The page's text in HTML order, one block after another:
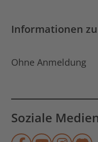
Informationen
Ohne Anmeldung
Soziale